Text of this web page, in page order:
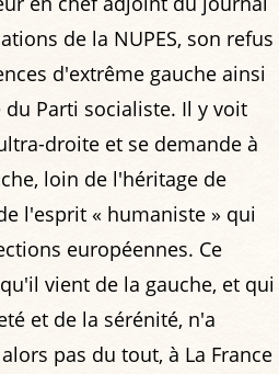
de la NUPES, son refus
d'extrême gauche ainsi
Parti socialiste. Il y voit
droite et se demande à
loin de l'héritage de
l'esprit « humaniste » qui
européennes. Ce
vient de la gauche, et qui
et de la sérénité, n'a
pas du tout, à La France